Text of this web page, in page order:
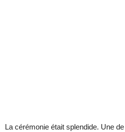
La cérémonie était splendide. Une